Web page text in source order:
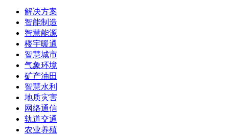
解决方案
智能制造
智慧能源
楼宇暖通
智慧城市
气象环境
矿产油田
智慧水利
地质灾害
网络通信
轨道交通
农业养殖